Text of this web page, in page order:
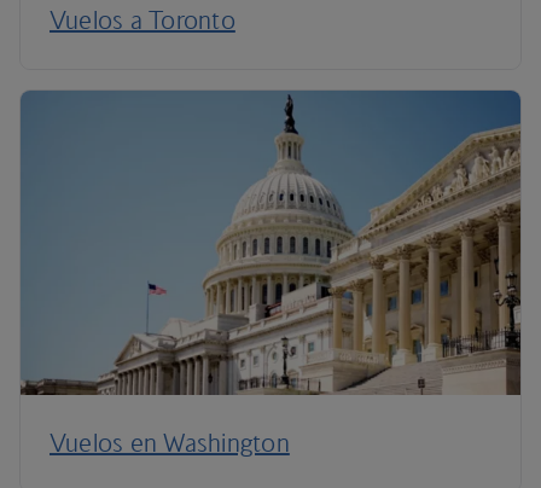
Vuelos a Toronto
Vuelos en Washington